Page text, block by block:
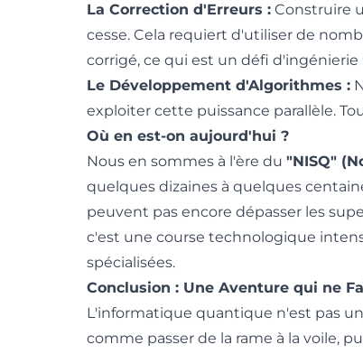
La Correction d'Erreurs : Construire
cesse. Cela requiert d'utiliser de
corrigé, ce qui est un défi
Le Développement d'Algorithmes :
exploiter cette puissance parallèle.
Où en est-on aujourd'hui ?
Nous en sommes à l'ère du "NISQ"
quelques dizaines à quelques
peuvent pas encore dépasser les
c'est une course technologique
spécialisées.
Conclusion : Une Aventure qui ne
L'informatique quantique n'est pas
comme passer de la rame à la voile,